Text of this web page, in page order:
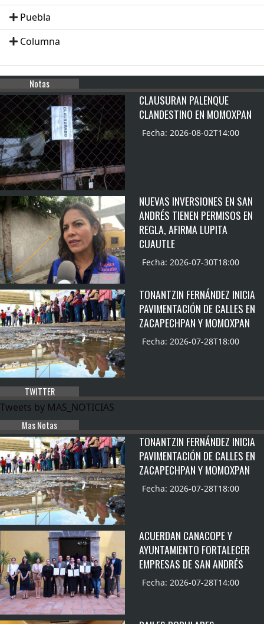
Puebla
Columna
Notas
CLAUSURAN PALENQUE
CLANDESTINO EN MOMOXPAN
Fecha: 2026-08-02T14:00
NUEVAS INVERSIONES EN SAN
ANDRÉS TIENEN PERMISOS EN
REGLA, AFIRMA LUPITA
CUAUTLE
Fecha: 2026-07-30T18:00
TONANTZIN FERNÁNDEZ INICIA
PAVIMENTACIÓN DE CALLES EN
ZACAPECHPAN Y MOMOXPAN
Fecha: 2026-07-28T18:00
TWITTER
Tweets by MAS_NOTICIAS
Mas Notas
TONANTZIN FERNÁNDEZ INICIA
PAVIMENTACIÓN DE CALLES EN
ZACAPECHPAN Y MOMOXPAN
Fecha: 2026-07-28T18:00
ACUERDAN CANACOPE Y
AYUNTAMIENTO FORTALECER
EMPRESAS DE SAN ANDRÉS
Fecha: 2026-07-28T14:00